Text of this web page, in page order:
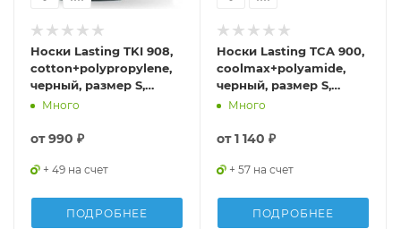
Носки Lasting TKI 908,
cotton+polypropylene,
черный, размер S,
TKI908S
Много
от990 ₽
+ 49 на счет
ПОДРОБНЕЕ
Носки Lasting TCA 900,
coolmax+polyamide,
черный, размер S,
TCA900S
Много
от1 140 ₽
+ 57 на счет
ПОДРОБНЕЕ